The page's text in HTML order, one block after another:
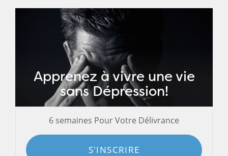
Apprenez à vivre une vie
sans Dépression!
6 semaines Pour Votre Délivrance
S'INSCRIRE